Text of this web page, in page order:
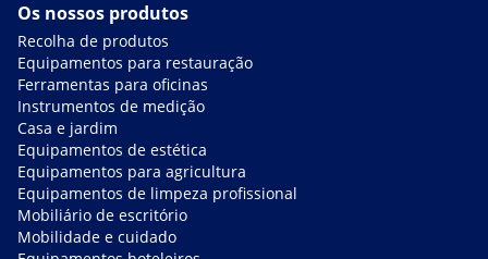
Os nossos produtos
Recolha de produtos
Equipamentos para restauração
Ferramentas para oficinas
Instrumentos de medição
Casa e jardim
Equipamentos de estética
Equipamentos para agricultura
Equipamentos de limpeza profissional
Mobiliário de escritório
Mobilidade e cuidado